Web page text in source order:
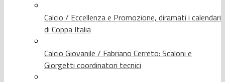
Calcio / Eccellenza e Promozione, diramati i calendari
di Coppa Italia
Calcio Giovanile / Fabriano Cerreto: Scaloni e
Giorgetti coordinatori tecnici